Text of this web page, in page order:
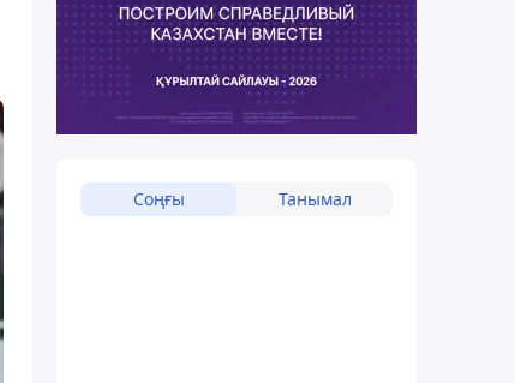
Соңғы Танымал